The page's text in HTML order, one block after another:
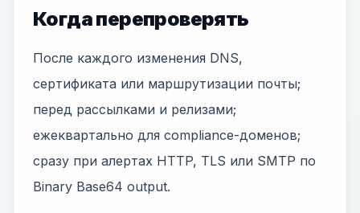
Когда перепроверять
После каждого изменения DNS,
сертификата или маршрутизации почты;
перед рассылками и релизами;
ежеквартально для compliance-доменов;
сразу при алертах HTTP, TLS или SMTP по
Binary Base64 output.